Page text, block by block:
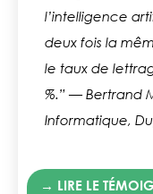
l’intelligence
deux fois la
le taux de
%.”— Bertrand
Informatique,
→ LIRE LE